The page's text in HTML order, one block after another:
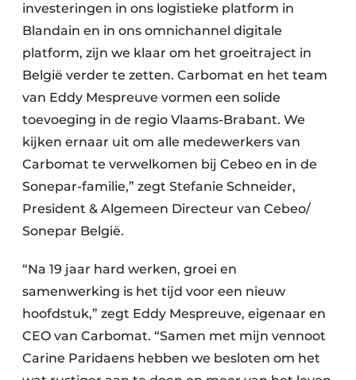
investeringen in ons logistieke platform in
Blandain en in ons omnichannel digitale
platform, zijn we klaar om het groeitraject in
België verder te zetten. Carbomat en het team
van Eddy Mespreuve vormen een solide
toevoeging in de regio Vlaams-Brabant. We
kijken ernaar uit om alle medewerkers van
Carbomat te verwelkomen bij Cebeo en in de
Sonepar-familie,” zegt Stefanie Schneider,
President & Algemeen Directeur van Cebeo/
Sonepar België.
“Na 19 jaar hard werken, groei en
samenwerking is het tijd voor een nieuw
hoofdstuk,” zegt Eddy Mespreuve, eigenaar en
CEO van Carbomat. “Samen met mijn vennoot
Carine Paridaens hebben we besloten om het